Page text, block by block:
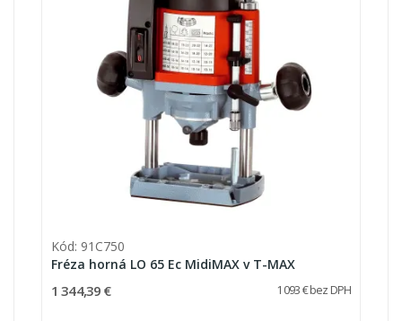
Kód: 91C750
Fréza horná LO 65 Ec MidiMAX v T-MAX
1 344,39 € 1 093 € bez DPH